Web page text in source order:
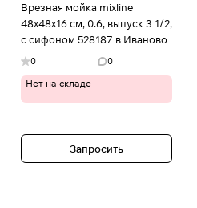
Врезная мойка mixline
48х48х16 см, 0.6, выпуск 3 1/2,
с сифоном 528187 в Иваново
0 0
Нет на складе
Запросить